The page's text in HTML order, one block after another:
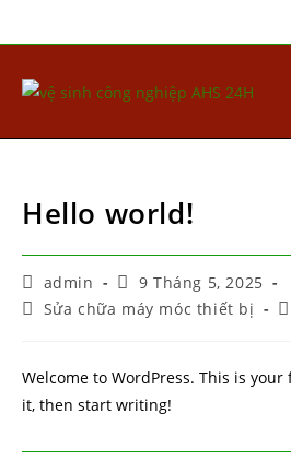
Hello world!
admin
9 Tháng 5, 2025
Sửa chữa máy móc thiết bị
Welcome to WordPress. This is
it, then start writing!